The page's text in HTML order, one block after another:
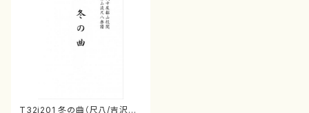
T32i201 冬の曲（尺八/吉沢検